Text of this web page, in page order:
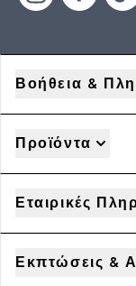
Βοήθεια &
Προϊόντα
Εταιρικές
Εκπτώσεις &